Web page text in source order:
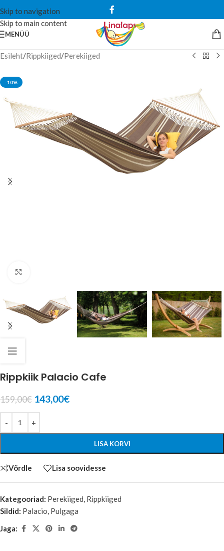
Skip to navigation
Skip to main content
MENÜÜ
Esileht/Rippkiiged/Perekiiged
-10%
Rippkiik Palacio Cafe
159,00€ 143,00€
LISA KORVI
Võrdle Lisa soovidesse
Kategooriad: Perekiiged, Rippkiiged
Sildid: Palacio, Pulgaga
Jaga: